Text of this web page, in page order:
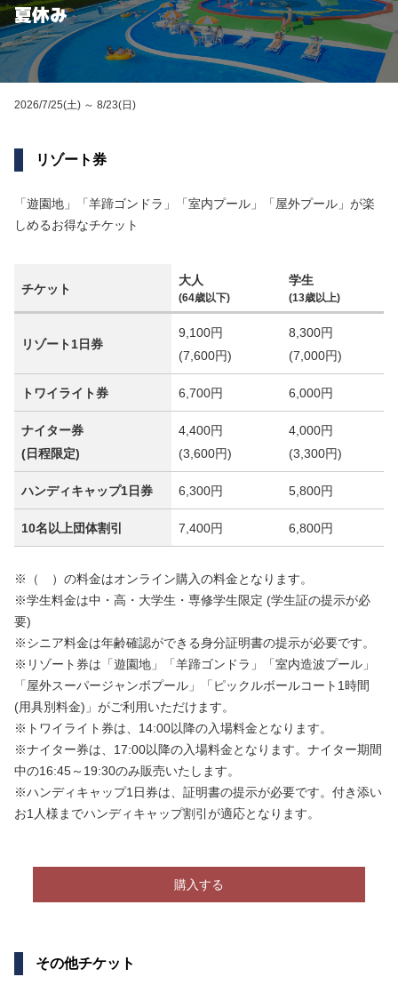
夏休み
2026/7/25(土) ～ 8/23(日)
リゾート券
「遊園地」「羊蹄ゴンドラ」「室内プール」「屋外プール」が楽
しめるお得なチケット
チケット
大人
(64歳以下)
学生
(13歳以上)
リゾート1日券
9,100円
(7,600円)
8,300円
(7,000円)
トワイライト券 6,700円 6,000円
ナイター券
(日程限定)
4,400円
(3,600円)
4,000円
(3,300円)
ハンディキャップ1日券 6,300円 5,800円
10名以上団体割引 7,400円 6,800円
※（ ）の料金はオンライン購入の料金となります。
※学生料金は中・高・大学生・専修学生限定 (学生証の提示が必
要)
※シニア料金は年齢確認ができる身分証明書の提示が必要です。
※リゾート券は「遊園地」「羊蹄ゴンドラ」「室内造波プール」
「屋外スーパージャンボプール」「ピックルボールコート 1時間
(用具別料金)」がご利用いただけます。
※トワイライト券は、14:00以降の入場料金となります。
※ナイター券は、17:00以降の入場料金となります。ナイター期間
中の16:45～19:30のみ販売いたします。
※ハンディキャップ1日券は、証明書の提示が必要です。付き添い
お1人様までハンディキャップ割引が適応となります。
購入する
その他チケット